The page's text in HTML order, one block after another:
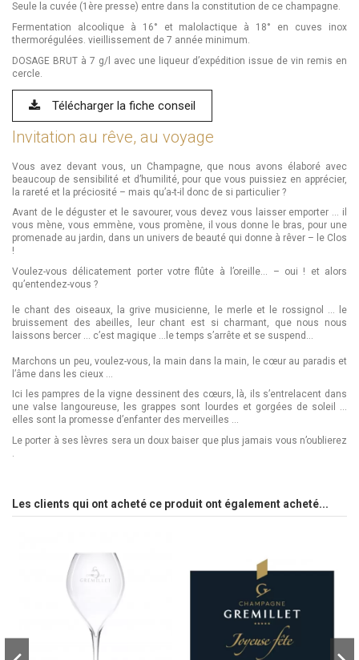
Seule la cuvée (1ère presse) entre dans la constitution de ce champagne.
Fermentation alcoolique à 16° et malolactique à 18° en cuves inox
thermorégulées. vieillissement de 7 année minimum.
DOSAGE BRUT à 7 g/l avec une liqueur d’expédition issue de vin remis en
cercle.
Télécharger la fiche conseil
Invitation au rêve, au voyage
Vous avez devant vous, un Champagne, que nous avons élaboré avec
beaucoup de sensibilité et d’humilité, pour que vous puissiez en apprécier,
la rareté et la préciosité – mais qu’a-t-il donc de si particulier ?
Avant de le déguster et le savourer, vous devez vous laisser emporter … il
vous mène, vous emmène, vous promène, il vous donne le bras, pour une
promenade au jardin, dans un univers de beauté qui donne à rêver – le Clos
!
Voulez-vous délicatement porter votre flûte à l’oreille… – oui ! et alors
qu’entendez-vous ?
le chant des oiseaux, la grive musicienne, le merle et le rossignol … le
bruissement des abeilles, leur chant est si charmant, que nous nous
laissons bercer … c’est magique …le temps s’arrête et se suspend…
Marchons un peu, voulez-vous, la main dans la main, le cœur au paradis et
l’âme dans les cieux …
Ici les pampres de la vigne dessinent des cœurs, là, ils s’entrelacent dans
une valse langoureuse, les grappes sont lourdes et gorgées de soleil …
elles sont la promesse d’enfanter des merveilles …
Le porter à ses lèvres sera un doux baiser que plus jamais vous n’oublierez
.
Les clients qui ont acheté ce produit ont également acheté...